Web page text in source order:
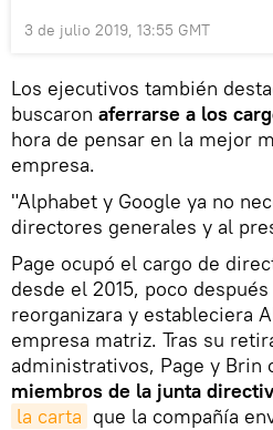
3 de julio 2019, 13:55 GMT
Los ejecutivos también
buscaron aferrarse a los
hora de pensar en la mejor
empresa.
"Alphabet y Google ya no
directores generales y al
Page ocupó el cargo de
desde el 2015, poco
reorganizara y estableciera
empresa matriz. Tras su
administrativos, Page y Brin
miembros de la junta
la carta que la compañía